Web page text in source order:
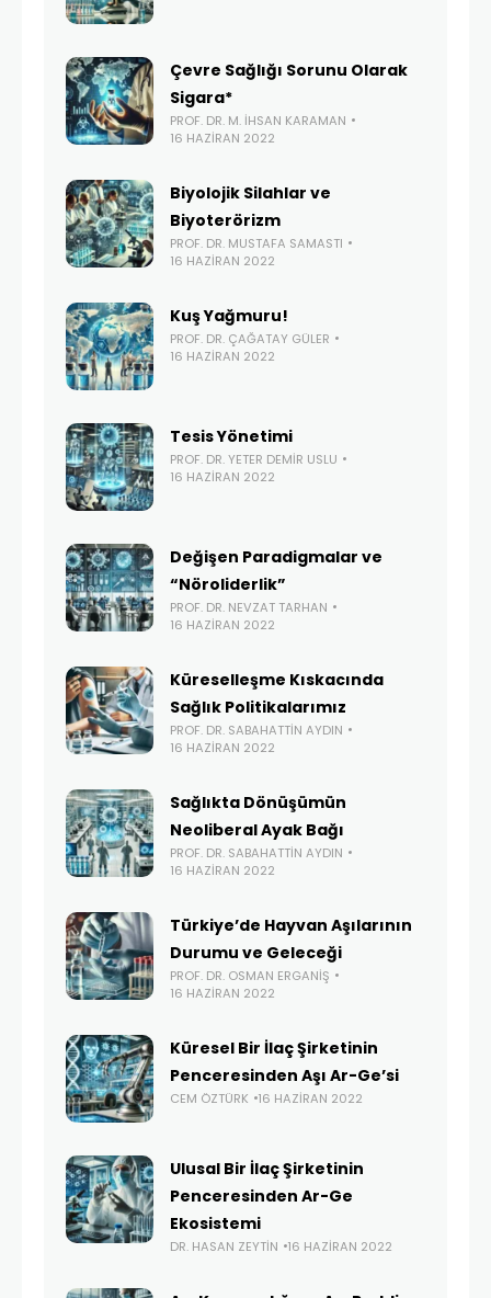
Çevre Sağlığı Sorunu Olarak
Sigara*
PROF. DR. M. İHSAN KARAMAN
16 HAZIRAN 2022
Biyolojik Silahlar ve
Biyoterörizm
PROF. DR. MUSTAFA SAMASTI
16 HAZIRAN 2022
Kuş Yağmuru!
PROF. DR. ÇAĞATAY GÜLER
16 HAZIRAN 2022
Tesis Yönetimi
PROF. DR. YETER DEMIR USLU
16 HAZIRAN 2022
Değişen Paradigmalar ve
“Nöroliderlik”
PROF. DR. NEVZAT TARHAN
16 HAZIRAN 2022
Küreselleşme Kıskacında
Sağlık Politikalarımız
PROF. DR. SABAHATTIN AYDIN
16 HAZIRAN 2022
Sağlıkta Dönüşümün
Neoliberal Ayak Bağı
PROF. DR. SABAHATTIN AYDIN
16 HAZIRAN 2022
Türkiye’de Hayvan Aşılarının
Durumu ve Geleceği
PROF. DR. OSMAN ERGANIŞ
16 HAZIRAN 2022
Küresel Bir İlaç Şirketinin
Penceresinden Aşı Ar-Ge’si
CEM ÖZTÜRK 16 HAZIRAN 2022
Ulusal Bir İlaç Şirketinin
Penceresinden Ar-Ge
Ekosistemi
DR. HASAN ZEYTIN 16 HAZIRAN 2022